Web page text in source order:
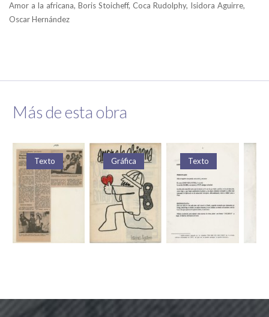
Amor a la africana, Boris Stoicheff, Coca Rudolphy, Isidora Aguirre,
Oscar Hernández
Más de esta obra
Texto Gráfica Texto